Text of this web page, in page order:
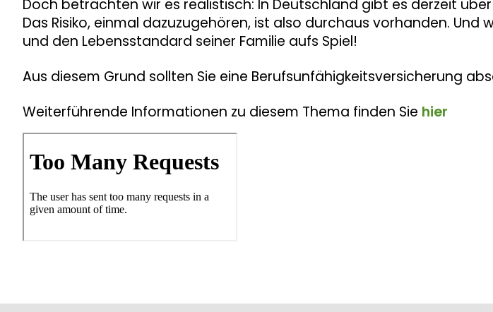
Doch betrachten wir es realistisch: In Deutschland gibt es derzeit
Das Risiko, einmal dazuzugehören, ist also durchaus vorhanden.
und den Lebensstandard seiner Familie aufs Spiel!
Aus diesem Grund sollten Sie eine Berufsunfähigkeitsversicherung
Weiterführende Informationen zu diesem Thema finden Sie hier